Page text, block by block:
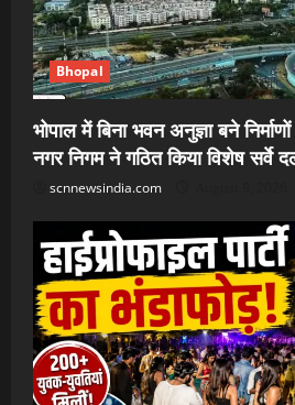
Bhopal
भोपाल में बिना भवन अनुज्ञा बने
नगर निगम ने गठित किया विशेष सर्वे
scnnewsindia.com